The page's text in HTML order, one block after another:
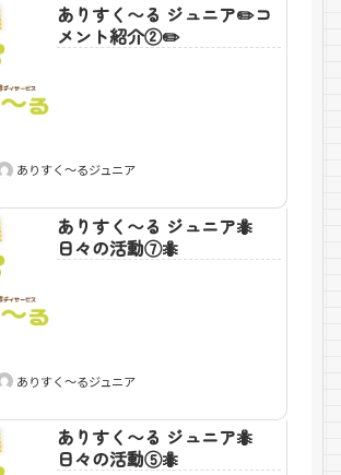
ありすく〜る ジュニア✏️コ
メント紹介②✏️
ありすく～るジュニア
ありすく〜る ジュニア🐜
日々の活動⑦🐜
ありすく～るジュニア
ありすく〜る ジュニア🐜
日々の活動⑤🐜